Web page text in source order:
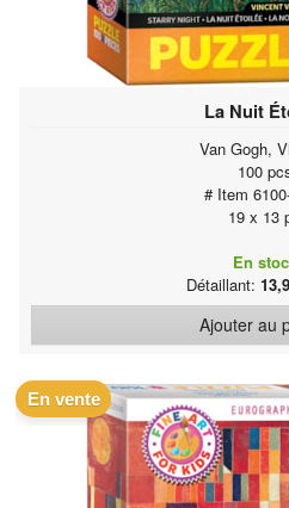
La Nuit
Van Gogh,
100
# Item
19 x 13
En
Détaillant:
Ajouter au
En vente